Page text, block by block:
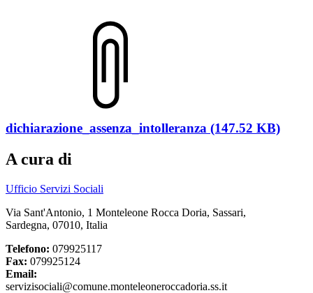
dichiarazione_assenza_intolleranza (147.52 KB)
A cura di
Ufficio Servizi Sociali
Via Sant'Antonio, 1 Monteleone Rocca Doria, Sassari,
Sardegna, 07010, Italia
Telefono: 079925117
Fax: 079925124
Email:
servizisociali@comune.monteleoneroccadoria.ss.it